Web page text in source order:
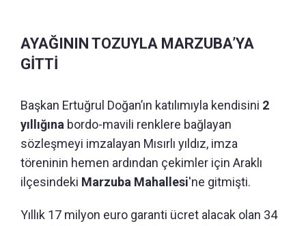
AYAĞININ TOZUYLA MARZUBA’YA
GİTTİ
Başkan Ertuğrul Doğan’ın katılımıyla kendisini 2
yıllığına bordo-mavili renklere bağlayan
sözleşmeyi imzalayan Mısırlı yıldız, imza
töreninin hemen ardından çekimler için Araklı
ilçesindeki Marzuba Mahallesi'ne gitmişti.
Yıllık 17 milyon euro garanti ücret alacak olan 34